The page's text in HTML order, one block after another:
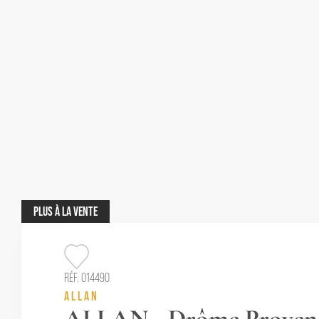
PLUSÀ LA VENTE
RÉF. 014490
ALLAN